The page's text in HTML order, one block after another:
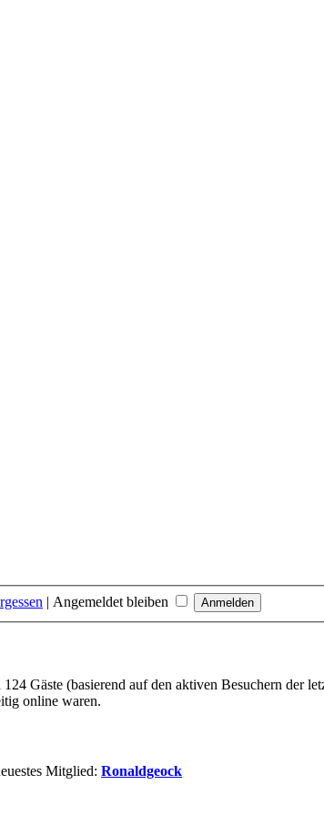
| Angemeldet bleiben
Gäste (basierend auf den aktiven Besuchern der
online waren.
Mitglied: Ronaldgeock